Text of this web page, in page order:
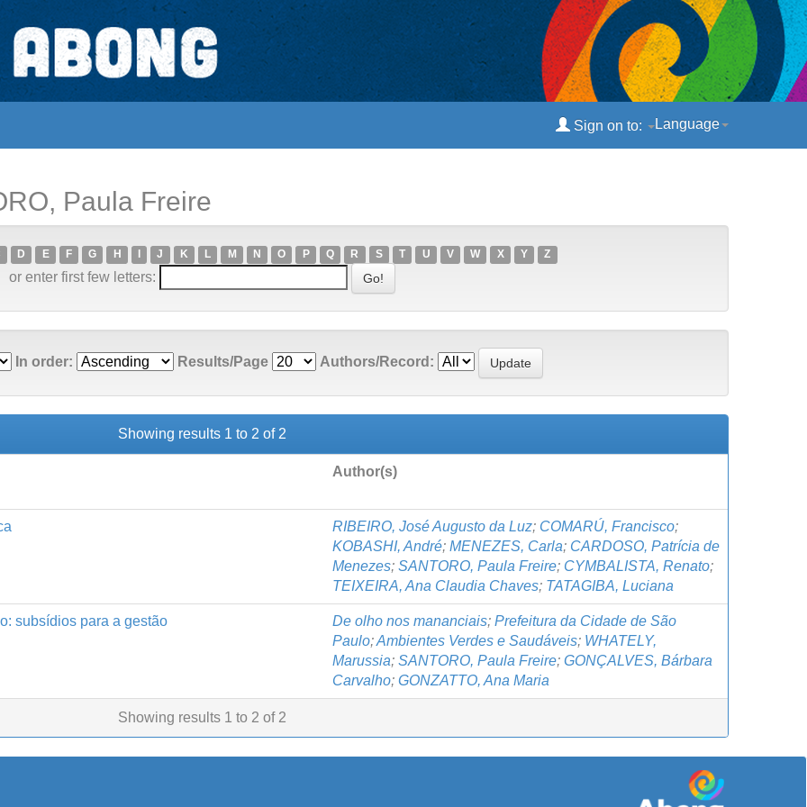
Language
Sign on to:
Paula Freire
D E F G H J K L M N O P Q R S T U V W X Y Z
or enter first few letters:
In order: Results/Page Authors/Record:
Showing results 1 to 2 of 2
Author(s)
RIBEIRO, José Augusto da Luz; COMARÚ, Francisco;
KOBASHI, André; MENEZES, Carla; CARDOSO, Patrícia de
Menezes; SANTORO, Paula Freire; CYMBALISTA, Renato;
TEIXEIRA, Ana Claudia Chaves; TATAGIBA, Luciana
subsídios para a gestão De olho nos mananciais; Prefeitura da Cidade de São
Paulo;Ambientes Verdes e Saudáveis; WHATELY,
Marussia; SANTORO, Paula Freire; GONÇALVES, Bárbara
Carvalho; GONZATTO, Ana Maria
Showing results 1 to 2 of 2